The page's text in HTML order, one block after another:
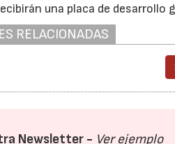
una placa de desarrollo
RELACIONADAS
Newsletter - Ver ejemplo